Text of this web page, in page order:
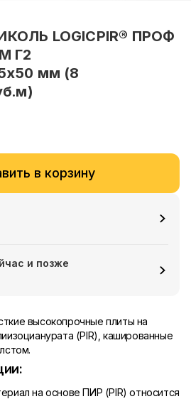
LOGICPIR® ПРОФ
Г2
мм (8
в корзину
и позже
высокопрочные плиты на
(PIR), кашированные
на основе ПИР (PIR) относится